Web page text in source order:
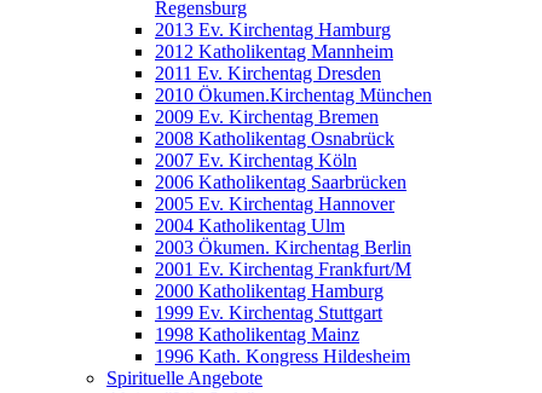
Regensburg
2013 Ev. Kirchentag Hamburg
2012 Katholikentag Mannheim
2011 Ev. Kirchentag Dresden
2010 Ökumen.Kirchentag München
2009 Ev. Kirchentag Bremen
2008 Katholikentag Osnabrück
2007 Ev. Kirchentag Köln
2006 Katholikentag Saarbrücken
2005 Ev. Kirchentag Hannover
2004 Katholikentag Ulm
2003 Ökumen. Kirchentag Berlin
2001 Ev. Kirchentag Frankfurt/M
2000 Katholikentag Hamburg
1999 Ev. Kirchentag Stuttgart
1998 Katholikentag Mainz
1996 Kath. Kongress Hildesheim
Spirituelle Angebote